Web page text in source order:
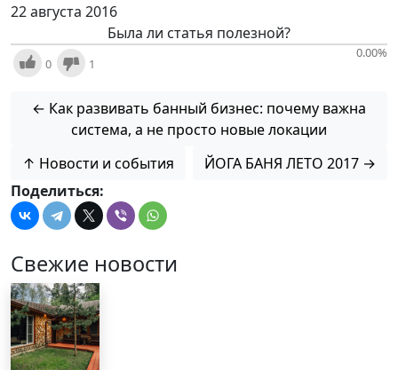
22 августа 2016
Была ли статья полезной?
0.00%
0 1
← Как развивать банный бизнес: почему важна
система, а не просто новые локации
↑ Новости и события
ЙОГА БАНЯ ЛЕТО 2017 →
Поделиться:
Свежие новости